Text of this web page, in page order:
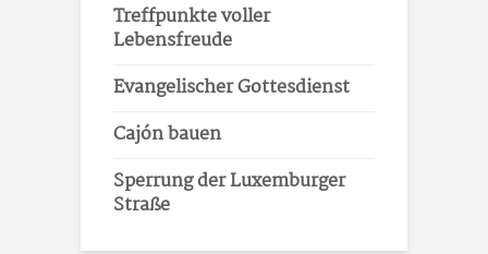
Treffpunkte voller
Lebensfreude
Evangelischer Gottesdienst
Cajón bauen
Sperrung der Luxemburger
Straße